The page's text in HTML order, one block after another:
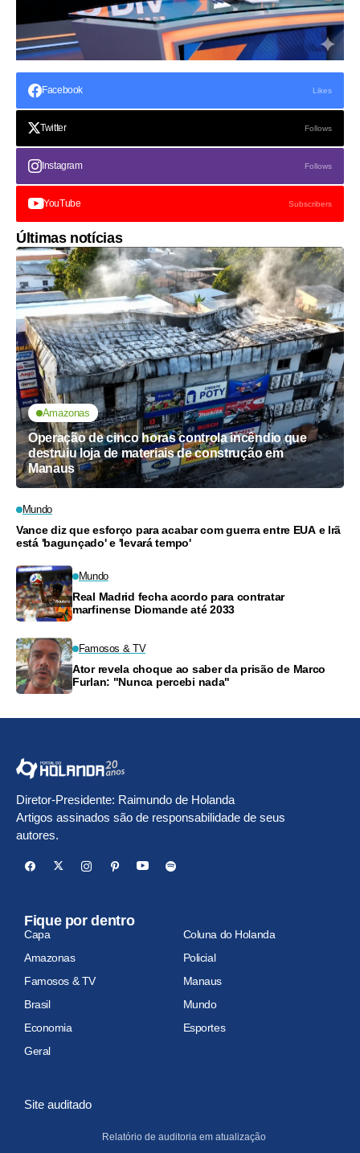
Facebook Likes
Twitter Follows
Instagram Follows
YouTube Subscribers
Últimas notícias
Amazonas
Operação de cinco horas controla incêndio que
destruiu loja de materiais de construção em
Manaus
Mundo
Vance diz que esforço para acabar com guerra entre EUA e Irã
está 'bagunçado' e 'levará tempo'
Mundo
Real Madrid fecha acordo para contratar
marfinense Diomande até 2033
Famosos & TV
Ator revela choque ao saber da prisão de Marco
Furlan: "Nunca percebi nada"
Diretor-Presidente: Raimundo de Holanda
Artigos assinados são de responsabilidade de seus
autores.
Fique por dentro
Capa
Coluna do Holanda
Amazonas
Policial
Famosos & TV
Manaus
Brasil
Mundo
Economia
Esportes
Geral
Site auditado
Relatório de auditoria em atualização